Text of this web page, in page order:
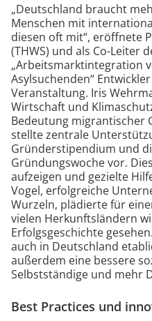
„Deutschland braucht
Menschen mit
diesen oft mit“, eröffnete
(THWS) und als Co-Leiter
„Arbeitsmarktintegration
Asylsuchenden“
Veranstaltung. Iris
Wirtschaft und
Bedeutung migrantischer
stellte zentrale
Gründerstipendium und
Gründungswoche vor.
aufzeigen und gezielte
Vogel, erfolgreiche
Wurzeln, plädierte für
vielen Herkunftsländern
Erfolgsgeschichte
auch in Deutschland
außerdem eine bessere
Selbstständige und mehr
Best Practices und